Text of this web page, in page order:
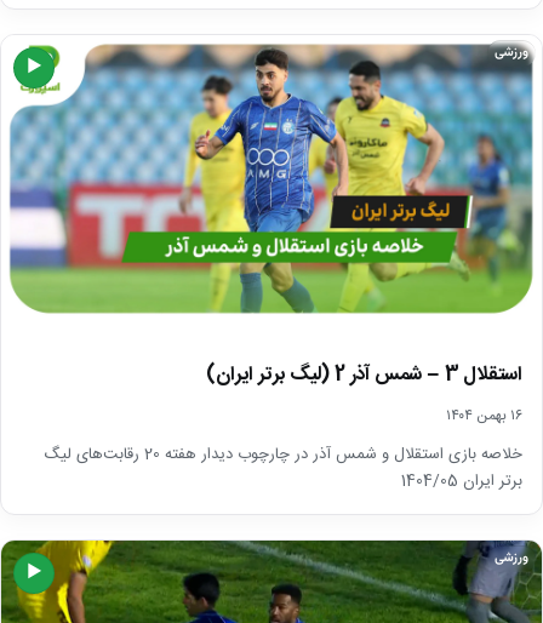
▶
ورزشی
استقلال 3 – شمس آذر 2 (لیگ برتر ایران)
۱۶ بهمن ۱۴۰۴
خلاصه بازی استقلال و شمس آذر در چارچوب دیدار هفته 20 رقابت‌های لیگ
برتر ایران 1404/05
▶
ورزشی